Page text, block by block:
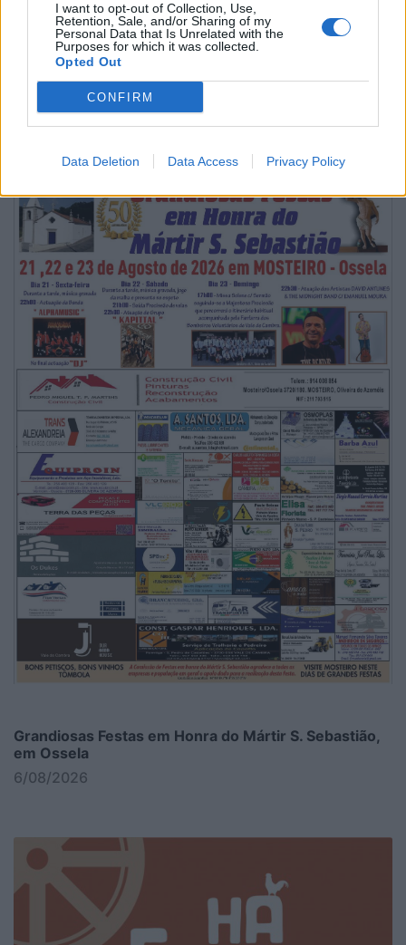
I want to opt-out of Collection, Use,
Retention, Sale, and/or Sharing of my
Personal Data that Is Unrelated with the
Purposes for which it was collected.
Opted Out
CONFIRM
Data Deletion Data Access Privacy Policy
Festas de La Salette 2026 > Tarde Sénior levou perto
de 200 pessoas ao Parque
6/08/2026
Grandiosas Festas em Honra do Mártir S. Sebastião,
em Ossela
6/08/2026